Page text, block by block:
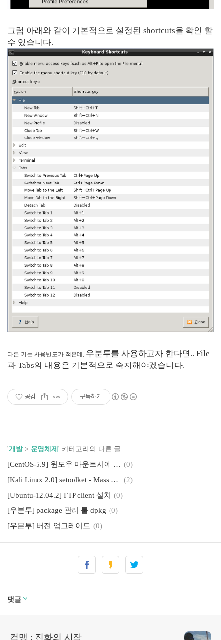
그럼 아래와 같이 기본적으로 설정된 shortcuts을 확인 할
수 있습니다.
다른 키는 사용빈도가 적은데, 우분투를 사용하고자 한다면.. File
과 Tabs의 내용은 기본적으로 숙지해야겠습니다.
공감 구독하기
'개발> 운영체제 ' 카테고리의 다른 글
[CentOS-5.9] 윈도우 마운트시에 Cannot allocate memory 오류 (0)
[Kali Linux 2.0] setoolket - Mass Mailer Attack
(2)
[Ubuntu-12.04.2] FTP client 설치
(0)
[우분투] package 관리 툴 dpkg (0)
[우분투] 버전 업그레이드 (0)
댓글
컴맹 : 진화의 시작